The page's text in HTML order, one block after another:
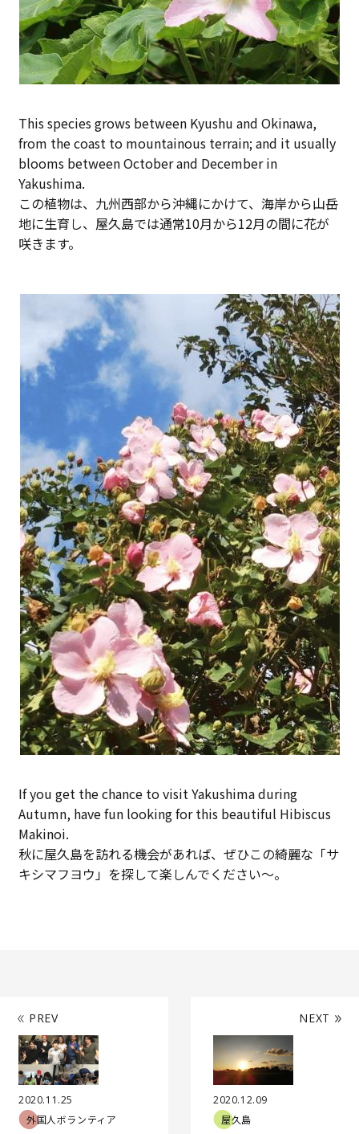
This species grows between Kyushu and Okinawa,
from the coast to mountainous terrain; and it usually
blooms between October and December in
Yakushima.
この植物は、九州西部から沖縄にかけて、海岸から山岳
地に生育し、屋久島では通常10月から12月の間に花が
咲きます。
If you get the chance to visit Yakushima during
Autumn, have fun looking for this beautiful Hibiscus
Makinoi.
秋に屋久島を訪れる機会があれば、ぜひこの綺麗な「サ
キシマフヨウ」を探して楽しんでください～。
PREV
2020.11.25
外国人ボランティア
2020.12.09
屋久島
NEXT